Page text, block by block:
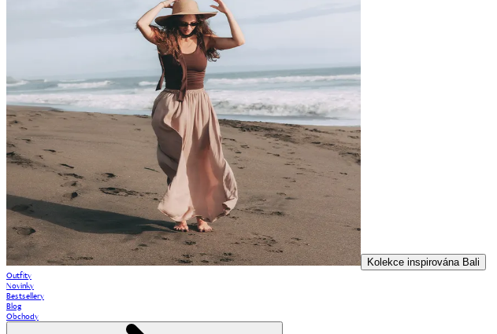
Kolekce inspirována Bali
Outfity
Novinky
Bestsellery
Blog
Obchody